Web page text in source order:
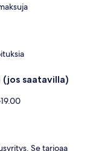
(jos saatavilla)
Se tarjoaa